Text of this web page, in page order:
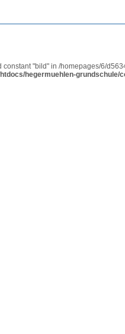
constant "bild" in /homepages/6/
hegermuehlen-grundschule/